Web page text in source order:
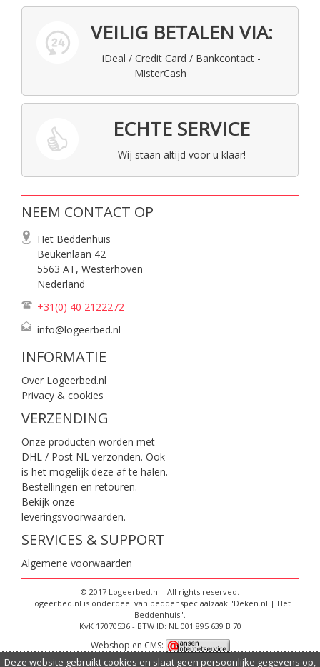
VEILIG BETALEN VIA:
iDeal / Credit Card / Bankcontact -
MisterCash
ECHTE SERVICE
Wij staan altijd voor u klaar!
NEEM CONTACT OP
Het Beddenhuis
Beukenlaan 42
5563 AT, Westerhoven
Nederland
+31(0) 40 2122272
info@logeerbed.nl
INFORMATIE
Over Logeerbed.nl
Privacy & cookies
VERZENDING
Onze producten worden met
DHL / Post NL verzonden. Ook
is het mogelijk deze af te halen.
Bestellingen en retouren.
Bekijk onze
leveringsvoorwaarden.
SERVICES & SUPPORT
Algemene voorwaarden
© 2017 Logeerbed.nl - All rights reserved.
Logeerbed.nl is onderdeel van beddenspeciaalzaak "Deken.nl | Het
Beddenhuis".
KvK 17070536 - BTW ID: NL 001 895 639 B 70
Webshop en CMS:
Deze website gebruikt cookies en slaat geen persoonlijke gegevens op,